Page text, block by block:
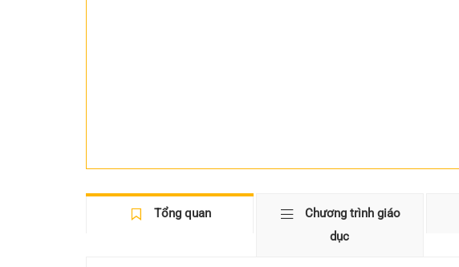
Tổng quan
Chương trình giáo
dục